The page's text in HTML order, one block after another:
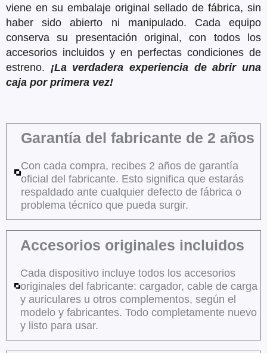
viene en su embalaje original sellado de fábrica, sin
haber sido abierto ni manipulado. Cada equipo
conserva su presentación original, con todos los
accesorios incluidos y en perfectas condiciones de
estreno. ¡La verdadera experiencia de abrir una
caja por primera vez!
Garantía del fabricante de 2 años
Con cada compra, recibes 2 años de garantía
oficial del fabricante. Esto significa que estarás
respaldado ante cualquier defecto de fábrica o
problema técnico que pueda surgir.
Accesorios originales incluidos
Cada dispositivo incluye todos los accesorios
originales del fabricante: cargador, cable de carga
y auriculares u otros complementos, según el
modelo y fabricantes. Todo completamente nuevo
y listo para usar.